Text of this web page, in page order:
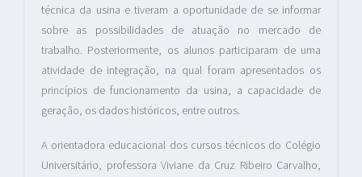
técnica da usina e tiveram a oportunidade de se informar
sobre as possibilidades de atuação no mercado de
trabalho. Posteriormente, os alunos participaram de uma
atividade de integração, na qual foram apresentados os
princípios de funcionamento da usina, a capacidade de
geração, os dados históricos, entre outros.
A orientadora educacional dos cursos técnicos do Colégio
Universitário, professora Viviane da Cruz Ribeiro Carvalho,